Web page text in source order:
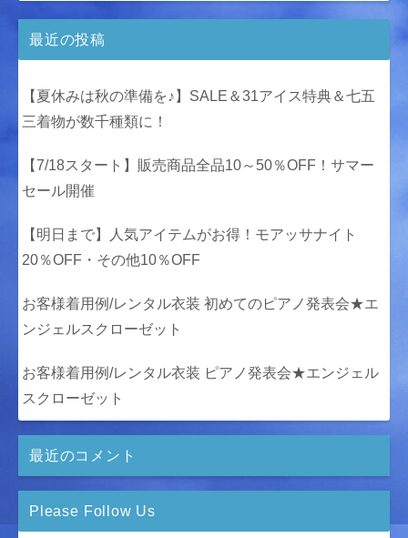
最近の投稿
【夏休みは秋の準備を♪】SALE＆31アイス特典＆七五
三着物が数千種類に！
【7/18スタート】販売商品全品10～50％OFF！サマー
セール開催
【明日まで】人気アイテムがお得！モアッサナイト
20％OFF・その他10％OFF
お客様着用例/レンタル衣装 初めてのピアノ発表会★エ
ンジェルスクローゼット
お客様着用例/レンタル衣装 ピアノ発表会★エンジェル
スクローゼット
最近のコメント
Please Follow Us